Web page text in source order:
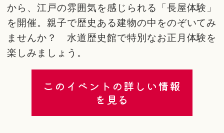
から、江戸の雰囲気を感じられる「長屋体験」
を開催。親子で歴史ある建物の中をのぞいてみ
ませんか？ 水道歴史館で特別なお正月体験を
楽しみましょう。
このイベントの詳しい情報
を見る